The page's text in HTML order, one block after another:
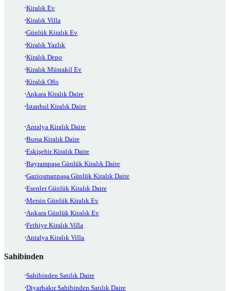
Kiralık Ev
Kiralık Villa
Günlük Kiralık Ev
Kiralık Yazlık
Kiralık Depo
Kiralık Müstakil Ev
Kiralık Ofis
Ankara Kiralık Daire
İstanbul Kiralık Daire
Antalya Kiralık Daire
Bursa Kiralık Daire
Eskişehir Kiralık Daire
Bayrampaşa Günlük Kiralık Daire
Gaziosmanpaşa Günlük Kiralık Daire
Esenler Günlük Kiralık Daire
Mersin Günlük Kiralık Ev
Ankara Günlük Kiralık Ev
Fethiye Kiralık Villa
Antalya Kiralık Villa
Sahibinden
Sahibinden Satılık Daire
Diyarbakır Sahibinden Satılık Daire